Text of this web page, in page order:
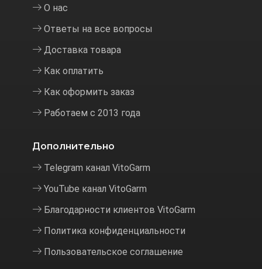
О нас
Ответы на все вопросы
Доставка товара
Как оплатить
Как оформить заказ
Работаем с 2013 года
Дополнительно
Telegram канал VitoGarm
YouTube канал VitoGarm
Благодарности клиентов VitoGarm
Политика конфиденциальности
Пользовательское соглашение